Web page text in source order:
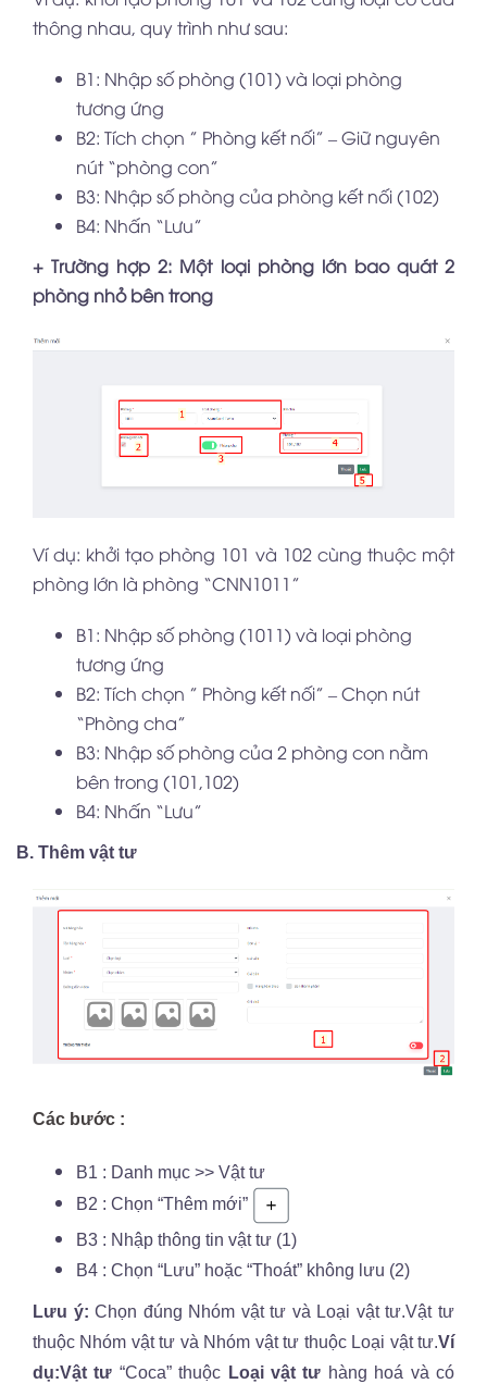
thông nhau, quy trình như sau:
B1: Nhập số phòng (101) và loại phòng
tương ứng
B2: Tích chọn ” Phòng kết nối” – Giữ nguyên
nút “phòng con”
B3: Nhập số phòng của phòng kết nối (102)
B4: Nhấn “Lưu”
+ Trường hợp 2: Một loại phòng lớn bao quát 2
phòng nhỏ bên trong
Ví dụ: khởi tạo phòng 101 và 102 cùng thuộc một
phòng lớn là phòng “CNN1011”
B1: Nhập số phòng (1011) và loại phòng
tương ứng
B2: Tích chọn ” Phòng kết nối” – Chọn nút
“Phòng cha”
B3: Nhập số phòng của 2 phòng con nằm
bên trong (101,102)
B4: Nhấn “Lưu”
B. Thêm vật tư
Các bước :
B1 : Danh mục >> Vật tư
B2 : Chọn “Thêm mới”
B3 : Nhập thông tin vật tư (1)
B4 : Chọn “Lưu” hoặc “Thoát” không lưu (2)
Lưu ý: Chọn đúng Nhóm vật tư và Loại vật tư.Vật tư
thuộc Nhóm vật tư và Nhóm vật tư thuộc Loại vật tư.Ví
dụ:Vật tư “Coca” thuộc Loại vật tư hàng hoá và có